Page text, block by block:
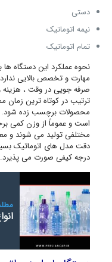
دستی
نیمه اتوماتیک
تمام اتوماتیک
نحوه عملکرد این دستگاه ها
مهارت و تخصص بالایی
صرفه جویی در وقت ، هزینه و
ترتیب در کوتاه ترین زمان
محصولات برچسب زده شود.
است و عموماً از وزن کمی
مختلفی تولید می شوند و
دقت مدل های اتوماتیک
درجه کیفی صورت می پذیرد.